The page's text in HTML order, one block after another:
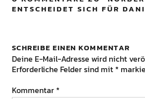
ENTSCHEIDET SICH FÜR
SCHREIBE EINEN KOMMENTAR
Deine E-Mail-Adresse wird nicht
Erforderliche Felder sind mit *
Kommentar *